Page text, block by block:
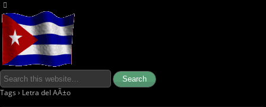
Tags › Letra del AÃ±o